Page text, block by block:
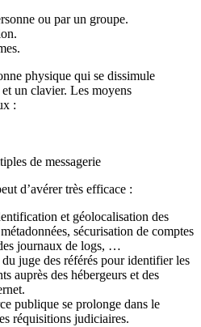
ou par un groupe.
physique qui se dissimule
un clavier. Les moyens
:
de messagerie
d’avérer très efficace :
et géolocalisation des
sécurisation de comptes
journaux de logs, …
du juge des référés pour identifier les
auprès des hébergeurs et des
publique se prolonge dans le
réquisitions judiciaires.